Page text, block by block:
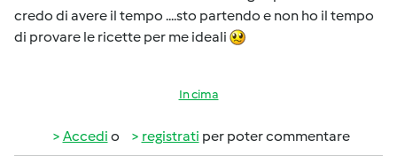
credo di avere il tempo ....sto partendo e non ho il tempo
di provare le ricette per me ideali
In cima
Accedi o registrati per poter commentare